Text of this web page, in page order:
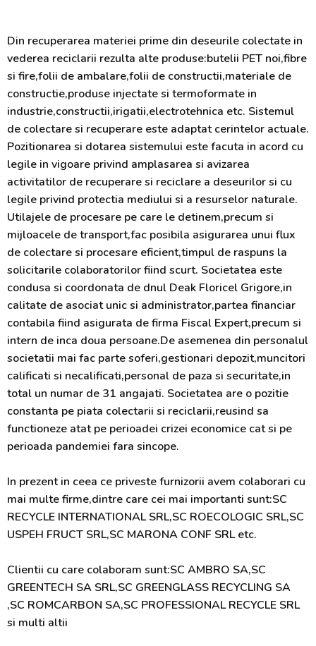
Din recuperarea materiei prime din deseurile colectate in
vederea reciclarii rezulta alte produse:butelii PET noi,fibre
si fire,folii de ambalare,folii de constructii,materiale de
constructie,produse injectate si termoformate in
industrie,constructii,irigatii,electrotehnica etc. Sistemul
de colectare si recuperare este adaptat cerintelor actuale.
Pozitionarea si dotarea sistemului este facuta in acord cu
legile in vigoare privind amplasarea si avizarea
activitatilor de recuperare si reciclare a deseurilor si cu
legile privind protectia mediului si a resurselor naturale.
Utilajele de procesare pe care le detinem,precum si
mijloacele de transport,fac posibila asigurarea unui flux
de colectare si procesare eficient,timpul de raspuns la
solicitarile colaboratorilor fiind scurt. Societatea este
condusa si coordonata de dnul Deak Floricel Grigore,in
calitate de asociat unic si administrator,partea financiar
contabila fiind asigurata de firma Fiscal Expert,precum si
intern de inca doua persoane.De asemenea din personalul
societatii mai fac parte soferi,gestionari depozit,muncitori
calificati si necalificati,personal de paza si securitate,in
total un numar de 31 angajati. Societatea are o pozitie
constanta pe piata colectarii si reciclarii,reusind sa
functioneze atat pe perioadei crizei economice cat si pe
perioada pandemiei fara sincope.
In prezent in ceea ce priveste furnizorii avem colaborari cu
mai multe firme,dintre care cei mai importanti sunt:SC
RECYCLE INTERNATIONAL SRL,SC ROECOLOGIC SRL,SC
USPEH FRUCT SRL,SC MARONA CONF SRL etc.
Clientii cu care colaboram sunt:SC AMBRO SA,SC
GREENTECH SA SRL,SC GREENGLASS RECYCLING SA
,SC ROMCARBON SA,SC PROFESSIONAL RECYCLE SRL
si multi altii